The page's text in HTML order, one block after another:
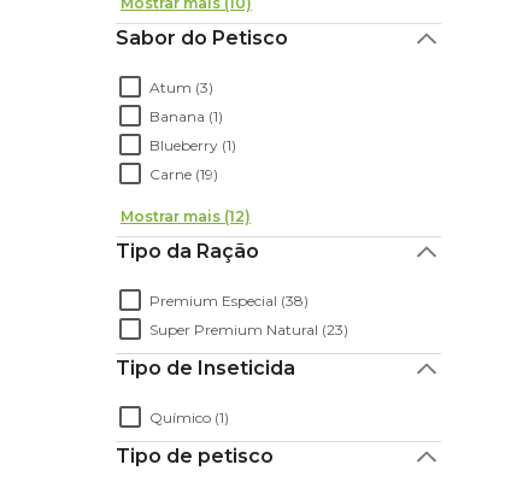
Sabor do Petisco
Atum (3)
Banana (1)
Blueberry (1)
Carne (19)
Mostrar mais (12)
Tipo da Ração
Premium Especial (38)
Super Premium Natural (23)
Tipo de Inseticida
Químico (1)
Tipo de petisco